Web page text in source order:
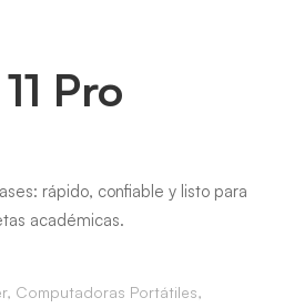
Pro
rápido, confiable y listo para
académicas.
, Computadoras Portátiles,